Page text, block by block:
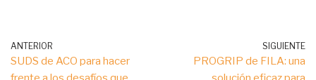
ANTERIOR
SUDS de ACO para hacer
SIGUIENTE
PROGRIP de FILA: una